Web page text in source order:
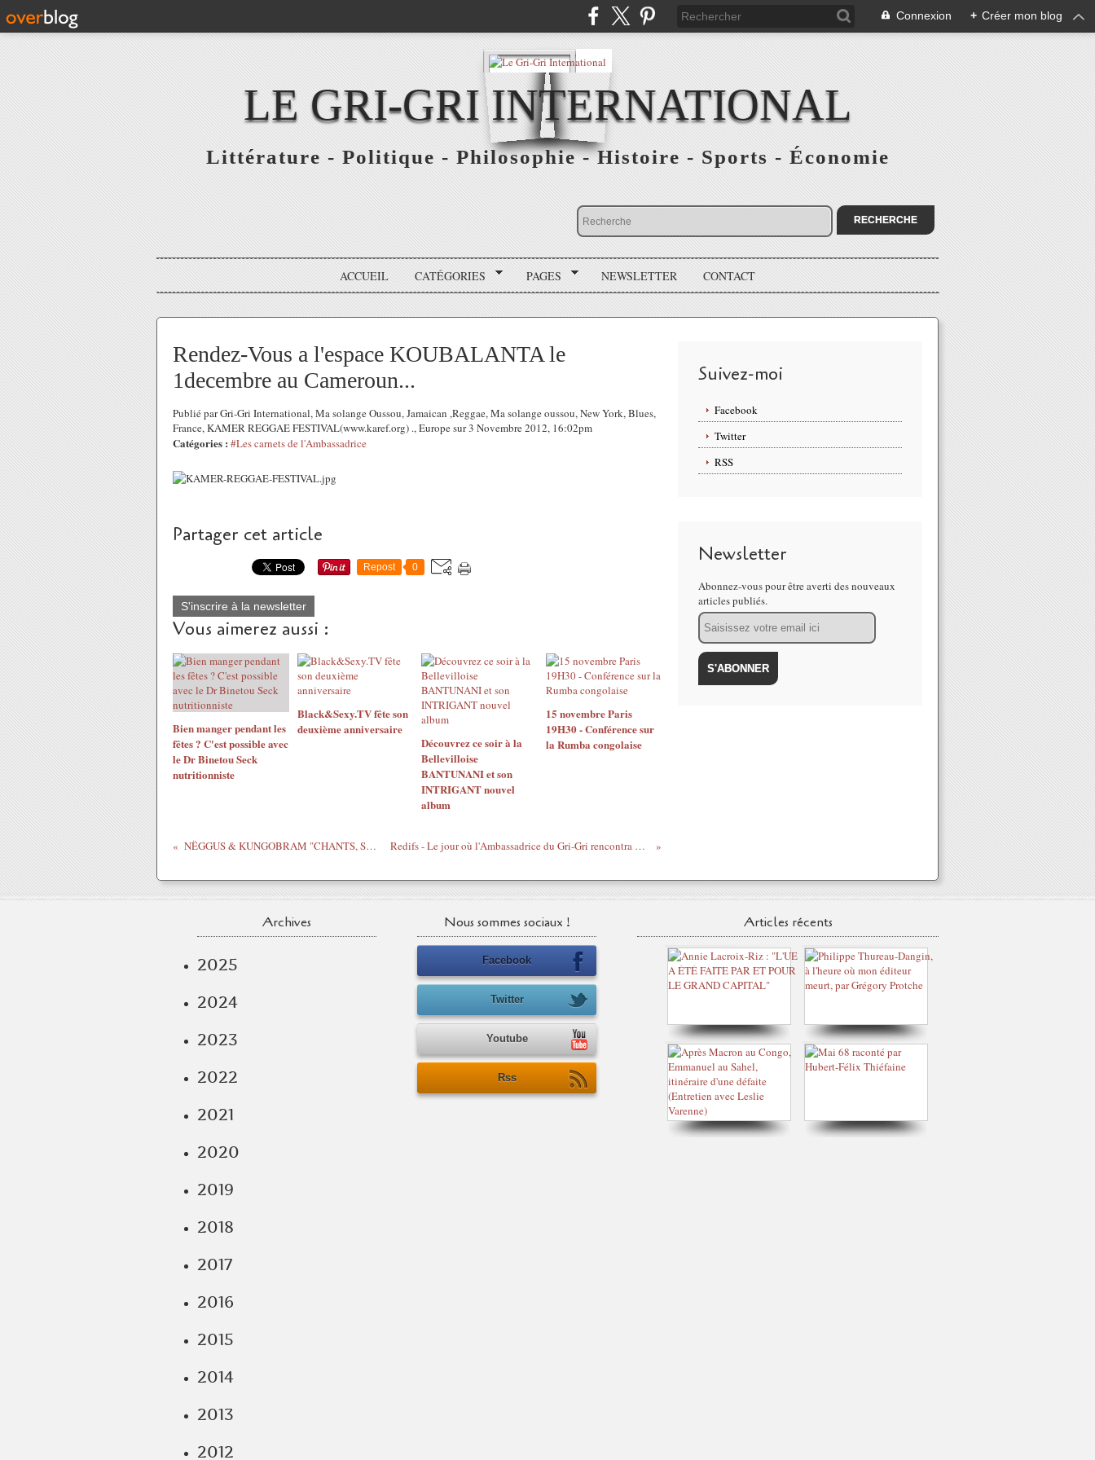
Connexion + Créer mon blog
LE GRI-GRI INTERNATIONAL
Littérature - Politique - Philosophie - Histoire - Sports - Économie
ACCUEIL CATÉGORIES PAGES NEWSLETTER CONTACT
Rendez-Vous a l'espace KOUBALANTA le
1decembre au Cameroun...
Publié par Gri-Gri International, Ma solange Oussou, Jamaican ,Reggae, Ma solange oussou, New York, Blues,
France, KAMER REGGAE FESTIVAL(www.karef.org) ., Europe sur 3 Novembre 2012, 16:02pm
Catégories : #Les carnets de l'Ambassadrice
Partager cet article
Repost 0
S'inscrire à la newsletter
Vous aimerez aussi :
Bien manger pendant les
fêtes ? C'est possible avec
le Dr Binetou Seck
nutritionniste
Black&Sexy.TV fête son
deuxième anniversaire
Découvrez ce soir à la
Bellevilloise
BANTUNANI et son
INTRIGANT nouvel
album
15 novembre Paris
19H30 - Conférence sur
la Rumba congolaise
NËGGUS & KUNGOBRAM "CHANTS, SUEUR ET LARMES" Redifs - Le jour où l'Ambassadrice du Gri-Gri rencontra Fidel Castro - octobre 2009
Suivez-moi
Facebook
Twitter
RSS
Newsletter
Abonnez-vous pour être averti des nouveaux
articles publiés.
Email
Archives
2025
2024
2023
2022
2021
2020
2019
2018
2017
2016
2015
2014
2013
2012
Nous sommes sociaux !
Facebook
Twitter
Youtube
Rss
Articles récents